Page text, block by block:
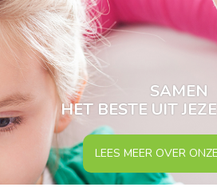
SAMEN
HET BESTE UIT
LEES MEER OVER